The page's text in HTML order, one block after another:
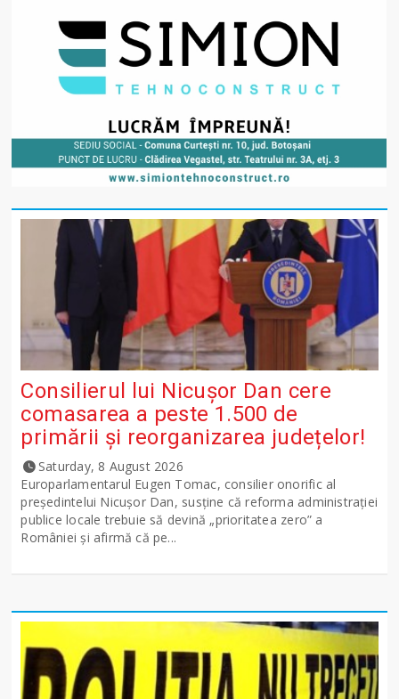
Consilierul lui Nicușor Dan cere
comasarea a peste 1.500 de
primării și reorganizarea județelor!
Saturday, 8 August 2026
Europarlamentarul Eugen Tomac, consilier onorific al
președintelui Nicușor Dan, susține că reforma administrației
publice locale trebuie să devină „prioritatea zero” a
României și afirmă că pe...